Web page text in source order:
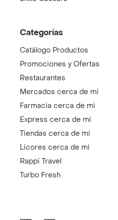
Categorías
Catálogo Productos
Promociones y Ofertas
Restaurantes
Mercados cerca de mi
Farmacia cerca de mi
Express cerca de mi
Tiendas cerca de mi
Licores cerca de mi
Rappi Travel
Turbo Fresh